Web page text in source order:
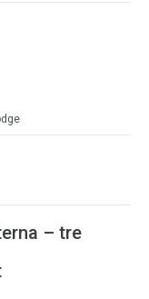
– tre